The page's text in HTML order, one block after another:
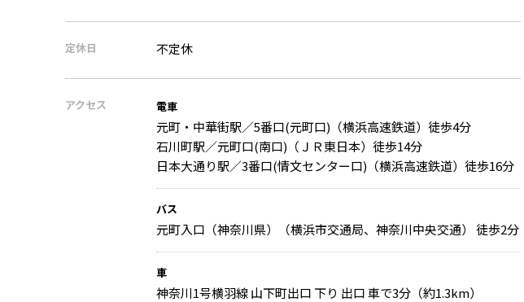
定休日 不定休
アクセス 電車
元町・中華街駅／5番口(元町口)（横浜高速鉄道）徒歩4分
石川町駅／元町口(南口)（ＪＲ東日本）徒歩14分
日本大通り駅／3番口(情文センター口)（横浜高速鉄道）徒歩16分
バス
元町入口（神奈川県）（横浜市交通局、神奈川中央交通） 徒歩2分
車
神奈川1号横羽線 山下町出口 下り 出口 車で3分（約1.3km）